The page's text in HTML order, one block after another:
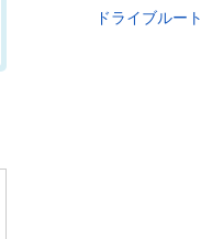
ドライブルート